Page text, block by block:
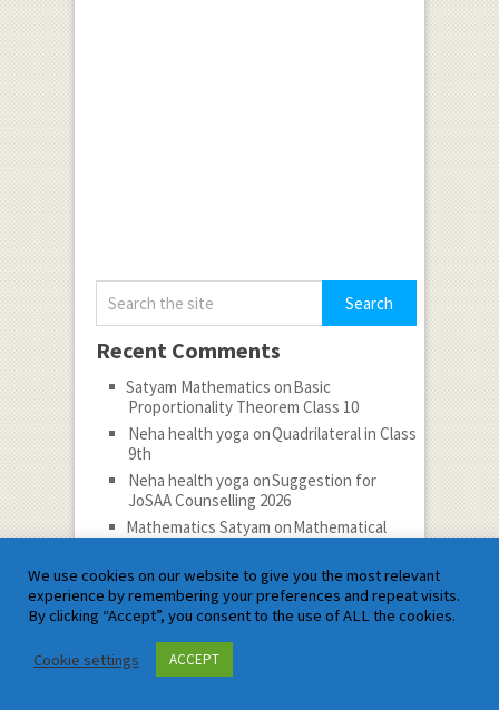
Recent Comments
Satyam Mathematics onBasic
Proportionality Theorem Class 10
Neha health yoga onQuadrilateral in Class
9th
Neha health yoga onSuggestion for
JoSAA Counselling 2026
Mathematics Satyam onMathematical
Neha health yogaonDecoding-Coding
Test
Categories
We use cookies on our website to give you the most relevant
experience by remembering your preferences and repeat visits.
By clicking “Accept”, you consent to the use of ALL the cookies.
Cookie settings ACCEPT